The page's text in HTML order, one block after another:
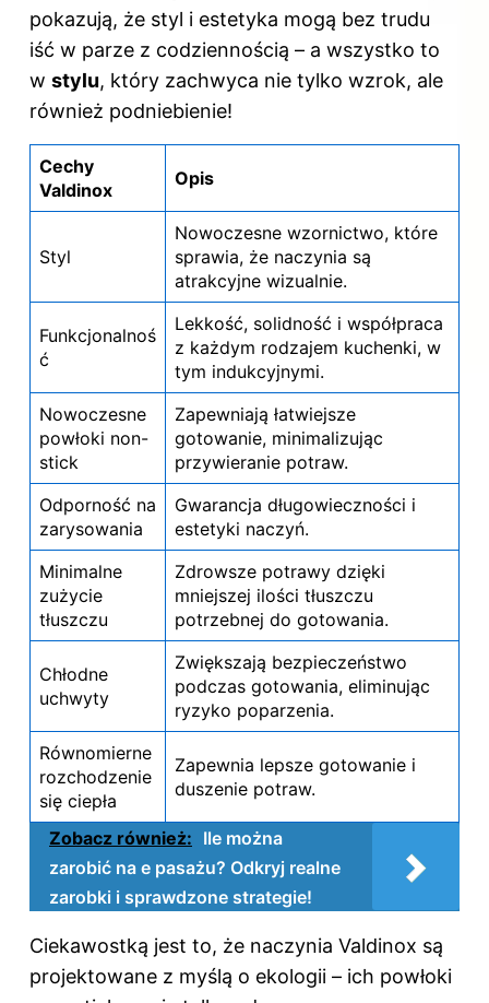
pokazują, że styl i estetyka mogą bez trudu
iść w parze z codziennością – a wszystko to
w stylu, który zachwyca nie tylko wzrok, ale
również podniebienie!
Cechy
Valdinox
Opis
Styl
Nowoczesne wzornictwo, które
sprawia, że naczynia są
atrakcyjne wizualnie.
Funkcjonalnoś
ć
Lekkość, solidność i współpraca
z każdym rodzajem kuchenki, w
tym indukcyjnymi.
Nowoczesne
powłoki non-
stick
Zapewniają łatwiejsze
gotowanie, minimalizując
przywieranie potraw.
Odporność na
zarysowania
Gwarancja długowieczności i
estetyki naczyń.
Minimalne
zużycie
tłuszczu
Zdrowsze potrawy dzięki
mniejszej ilości tłuszczu
potrzebnej do gotowania.
Chłodne
uchwyty
Zwiększają bezpieczeństwo
podczas gotowania, eliminując
ryzyko poparzenia.
Równomierne
rozchodzenie
się ciepła
Zapewnia lepsze gotowanie i
duszenie potraw.
Zobacz również: Ile można
zarobić na e pasażu? Odkryj realne
zarobki i sprawdzone strategie!
Ciekawostką jest to, że naczynia Valdinox są
projektowane z myślą o ekologii – ich powłoki